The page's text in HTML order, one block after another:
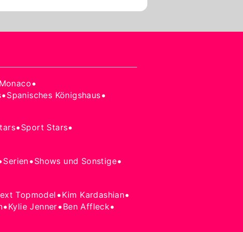
•
•Spanisches Königshaus•
•Sport Stars•
Serien•Shows und Sonstige•
Topmodel•Kim Kardashian•
•Kylie Jenner•Ben Affleck•